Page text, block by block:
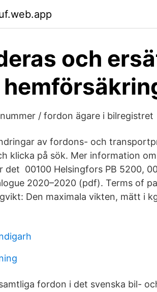
och
/ fordon ägare i bilregistret
av fordons- och
klicka på sök. Mer information
det 00100 Helsingfors PB 5200,
2020–2020 (pdf). Terms of
Den maximala vikten, mätt i
fordon i det svenska bil-